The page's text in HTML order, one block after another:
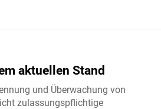
aktuellen Stand
und Überwachung von
zulassungspflichtige